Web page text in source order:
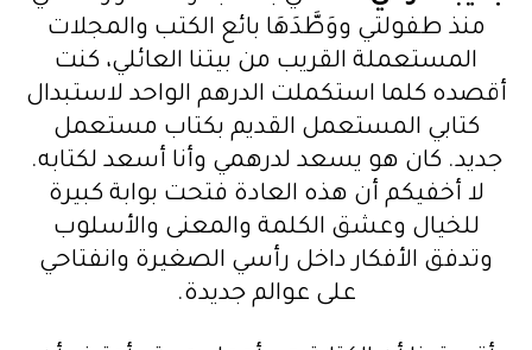
منذ طفولتي ووَطَّدَهَا بائع الكتب والمجلات
المستعملة القريب من بيتنا العائلي، كنت
أقصده كلما استكملت الدرهم الواحد لاستبدال
كتابي المستعمل القديم بكتاب مستعمل
جديد. كان هو يسعد لدرهمي وأنا أسعد لكتابه.
لا أخفيكم أن هذه العادة فتحت بوابة كبيرة
للخيال وعشق الكلمة والمعنى والأسلوب
وتدفق الأفكار داخل رأسي الصغيرة وانفتاحي
على عوالم جديدة.